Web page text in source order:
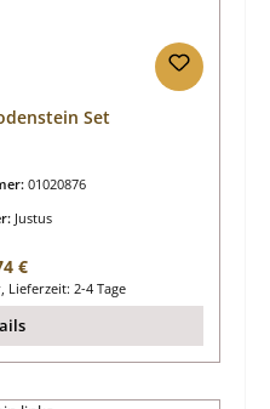
Set
01020876
Justus
Preis:
€
2-4 Tage